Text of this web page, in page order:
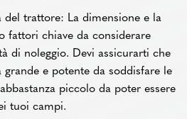
del trattore: La dimensione e la
fattori chiave da considerare
di noleggio. Devi assicurarti che
grande e potente da soddisfare le
piccolo da poter essere
tuoi campi.